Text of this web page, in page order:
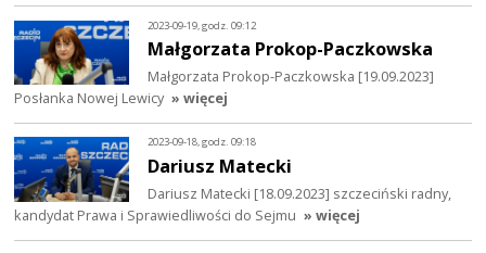
2023-09-19, godz. 09:12
Małgorzata Prokop-Paczkowska
Małgorzata Prokop-Paczkowska [19.09.2023]
Posłanka Nowej Lewicy » więcej
2023-09-18, godz. 09:18
Dariusz Matecki
Dariusz Matecki [18.09.2023] szczeciński radny,
kandydat Prawa i Sprawiedliwości do Sejmu » więcej